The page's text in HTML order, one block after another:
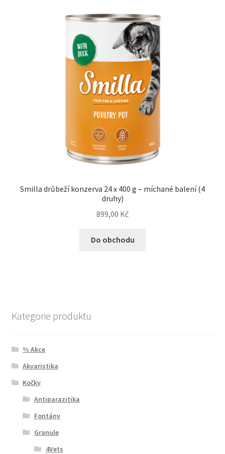
Smilla drůbeží konzerva 24 x 400 g – míchané balení (4
druhy)
899,00 Kč
Do obchodu
Kategorie produktu
% Akce
Akvaristika
Kočky
Antiparazitika
Fontány
Granule
4Vets